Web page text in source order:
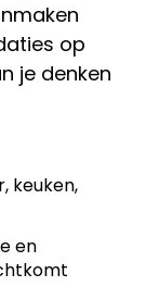
op
je denken
keuken,
en